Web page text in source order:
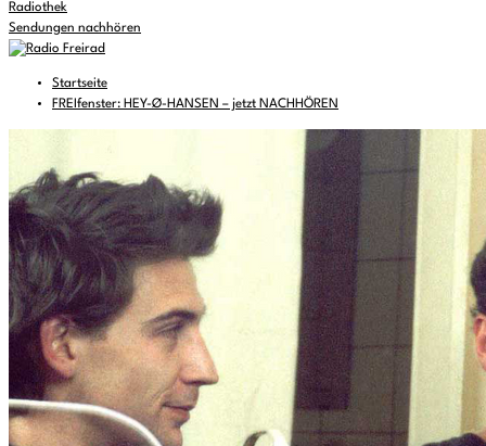
Radiothek
Sendungen nachhören
Startseite
FREIfenster: HEY-Ø-HANSEN – jetzt NACHHÖREN